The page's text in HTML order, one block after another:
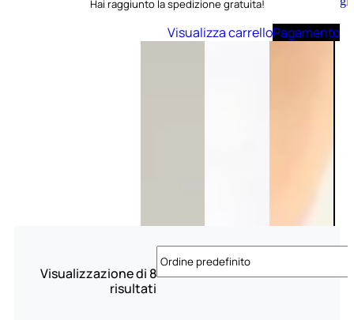
carrello
Hai raggiunto la spedizione gratuita!
Visualizza carrelloPagamento
Visualizzazione di 8
risultati